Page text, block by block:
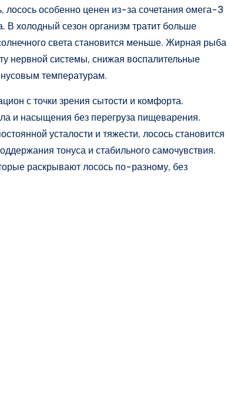
лосось особенно ценен из-за сочетания омега-3
В холодный сезон организм тратит больше
света становится меньше. Жирная рыба
нервной системы, снижая воспалительные
температурам.
с точки зрения сытости и комфорта.
и насыщения без перегруза пищеварения.
усталости и тяжести, лосось становится
тонуса и стабильного самочувствия.
раскрывают лосось по-разному, без